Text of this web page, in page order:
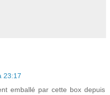
23:17
emballé par cette box depuis